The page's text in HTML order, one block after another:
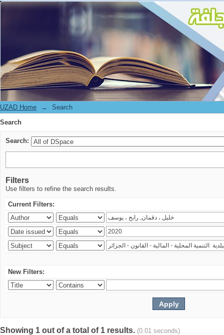
Search
UZAD Home →
Search
Search
Search:
Filters
Use filters to refine the search results.
Current Filters:
New Filters:
Showing 1 out of a total of 1 results. (0.01 seconds)